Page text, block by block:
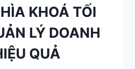
KHOÁ TỐI
LÝ DOANH
QUẢ